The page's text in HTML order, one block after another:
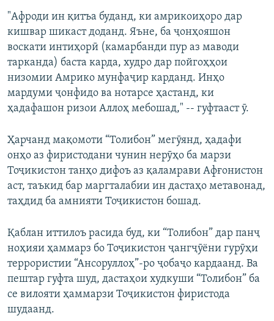
"Афроди ин қитъа буданд, ки амрикоиҳоро дар
кишвар шикаст доданд. Яъне, ба ҷонҳояшон
воскати интиҳорӣ (камарбанди пур аз маводи
тарканда) баста карда, худро дар пойгоҳҳои
низомии Амрико мунфаҷир карданд. Инҳо
мардуми ҷонфидо ва нотарсе ҳастанд, ки
ҳадафашон ризои Аллоҳ мебошад," -- гуфтааст ӯ.
Ҳарчанд мақомоти “Толибон” мегӯянд, ҳадафи
онҳо аз фиристодани чунин нерӯҳо ба марзи
Тоҷикистон танҳо дифоъ аз қаламрави Афғонистон
аст, таъкид бар маргталабии ин дастаҳо метавонад,
таҳдид ба амнияти Тоҷикистон бошад.
Қаблан иттилоъ расида буд, ки “Толибон” дар панҷ
ноҳияи ҳаммарз бо Тоҷикистон ҷангҷӯёни гурӯҳи
террористии “Ансоруллоҳ”-ро ҷобаҷо кардаанд. Ва
пештар гуфта шуд, дастаҳои худкуши “Толибон” ба
се вилояти ҳаммарзи Тоҷикистон фиристода
шудаанд.